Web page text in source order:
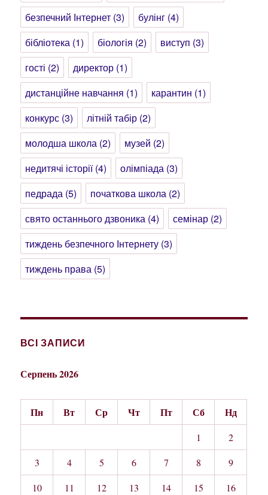
безпечний Інтернет (3) булінг (4)
бібліотека (1) біологія (2) виступ (3)
гості (2) директор (1)
дистанційне навчання (1) карантин (1)
конкурс (3) літній табір (2)
молодша школа (2) музей (2)
недитячі історії(4) олімпіада (3)
педрада (5) початкова школа (2)
свято останнього дзвоника (4) семінар (2)
тиждень безпечного Інтернету (3)
тиждень права (5)
ВСІ ЗАПИСИ
Серпень 2026
Пн Вт Ср Чт Пт Сб Нд
1
2
3
4 5 6 7 8
9
10
11 12 13 14 15
16